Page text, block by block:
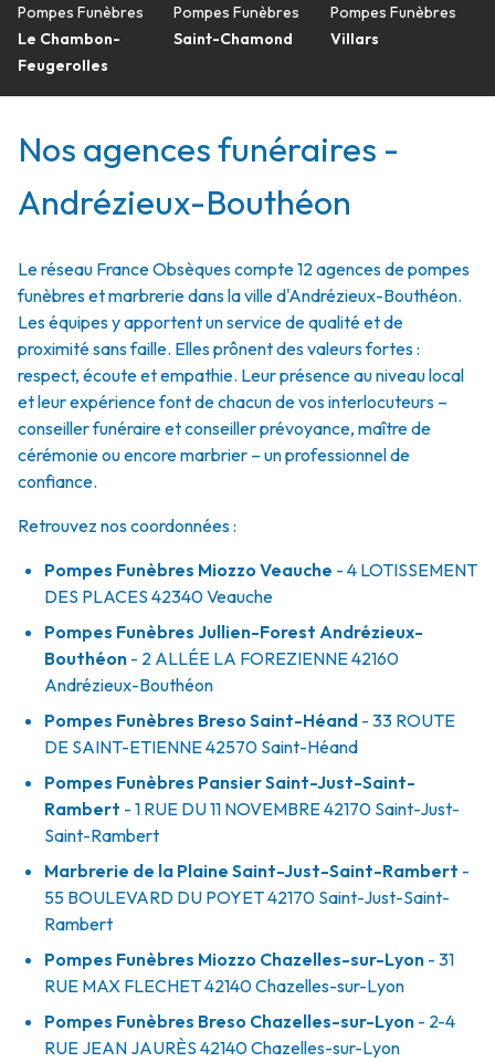
Pompes Funèbres
Le Chambon-
Feugerolles
Pompes Funèbres
Saint-Chamond
Pompes Funèbres
Villars
Nos agences funéraires -
Andrézieux-Bouthéon
Le réseau France Obsèques compte 12 agences de pompes
funèbres et marbrerie dans la ville d'Andrézieux-Bouthéon.
Les équipes y apportent un service de qualité et de
proximité sans faille. Elles prônent des valeurs fortes :
respect, écoute et empathie. Leur présence au niveau local
et leur expérience font de chacun de vos interlocuteurs –
conseiller funéraire et conseiller prévoyance, maître de
cérémonie ou encore marbrier – un professionnel de
confiance.
Retrouvez nos coordonnées :
Pompes Funèbres Miozzo Veauche - 4 LOTISSEMENT
DES PLACES 42340Veauche
Pompes Funèbres Jullien-Forest Andrézieux-
Bouthéon - 2 ALLÉE LA FOREZIENNE42160
Andrézieux-Bouthéon
Pompes Funèbres Breso Saint-Héand - 33 ROUTE
DE SAINT-ETIENNE42570 Saint-Héand
Pompes Funèbres Pansier Saint-Just-Saint-
Rambert - 1 RUE DU 11 NOVEMBRE42170 Saint-Just-
Saint-Rambert
Marbrerie de la Plaine Saint-Just-Saint-Rambert -
55 BOULEVARD DU POYET42170 Saint-Just-Saint-
Rambert
Pompes Funèbres Miozzo Chazelles-sur-Lyon - 31
RUE MAX FLECHET42140Chazelles-sur-Lyon
Pompes Funèbres Breso Chazelles-sur-Lyon - 2-4
RUE JEAN JAURÈS 42140Chazelles-sur-Lyon